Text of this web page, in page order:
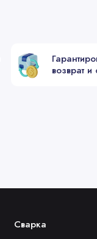
возврат
Сварка